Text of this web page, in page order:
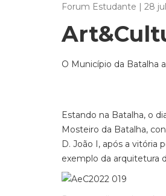
Forum Estudante | 28
O Município da Batalha
Estando na Batalha, o
Mosteiro da Batalha,
D. João I, após a vitória
exemplo da arquitetura